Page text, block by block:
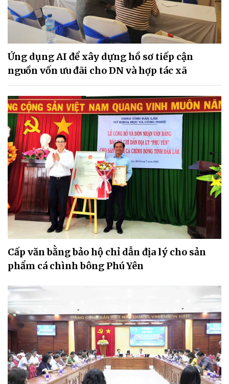
Ứng dụng AI để xây dựng hồ sơ tiếp cận
nguồn vốn ưu đãi cho DN và hợp tác xã
Cấp văn bằng bảo hộ chỉ dẫn địa lý cho sản
phẩm cá chình bông Phú Yên